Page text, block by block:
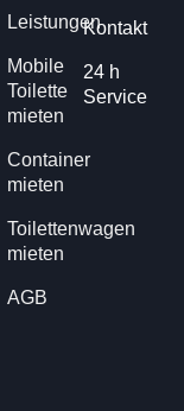
Leistungen
Mobile
Toilette
mieten
Container
mieten
Toilettenwagen
mieten
AGB
Kontakt
24 h
Service